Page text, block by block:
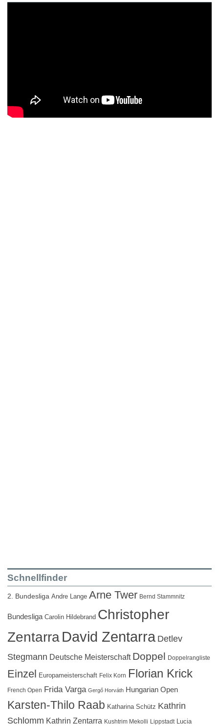
Schnellfinder
2. Bundesliga Andre Lange Arne Twer Bernd Stammnitz
Bundesliga Carolin Hildebrand Christopher
ZentarraDavid Zentarra Detlev
Stegmann Deutsche Meisterschaft Doppel Doppelrangliste
Einzel Europameisterschaft Felix Korn Florian Krick
French Open Frida Varga Gergő Horváth Hungarian Open
Karsten-Thilo Raab Katharina Schütz Kathrin
Schlomm Kathrin Zentarra Kushtrim Mekolli Lippstadt Lucia